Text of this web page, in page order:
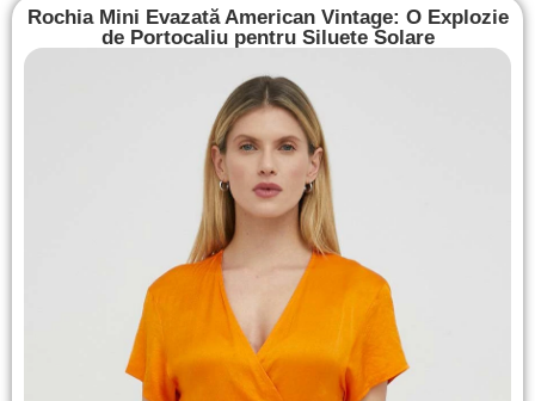
Rochia Mini Evazată American Vintage: O Explozie
de Portocaliu pentru Siluete Solare